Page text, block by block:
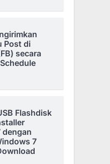
Post di
secara
Flashdisk
dengan
7